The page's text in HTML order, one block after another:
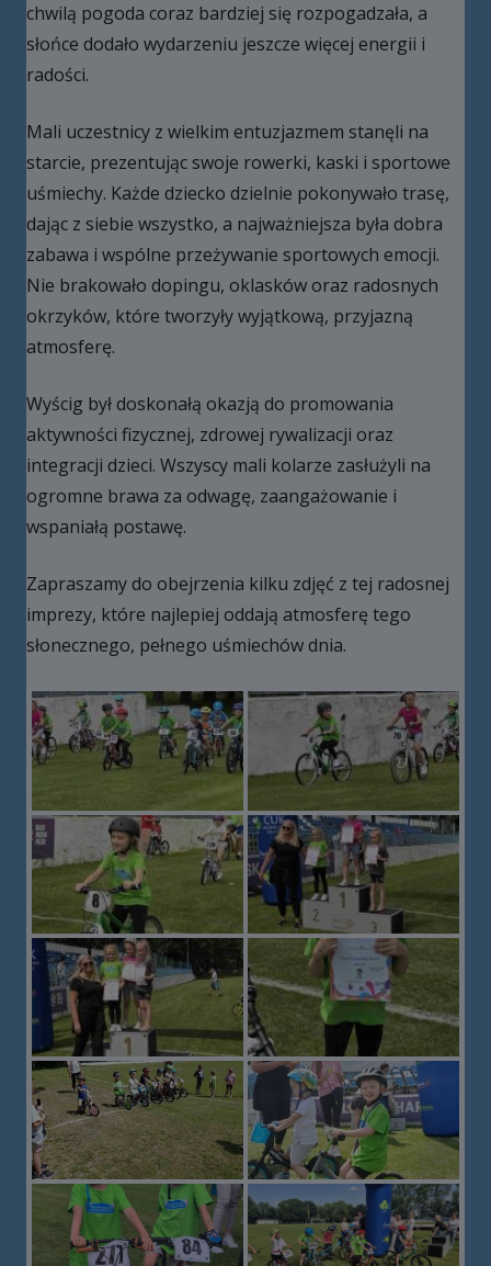
chwilą pogoda coraz bardziej się rozpogadzała, a
słońce dodało wydarzeniu jeszcze więcej energii i
radości.
Mali uczestnicy z wielkim entuzjazmem stanęli na
starcie, prezentując swoje rowerki, kaski i sportowe
uśmiechy. Każde dziecko dzielnie pokonywało trasę,
dając z siebie wszystko, a najważniejsza była dobra
zabawa i wspólne przeżywanie sportowych emocji.
Nie brakowało dopingu, oklasków oraz radosnych
okrzyków, które tworzyły wyjątkową, przyjazną
atmosferę.
Wyścig był doskonałą okazją do promowania
aktywności fizycznej, zdrowej rywalizacji oraz
integracji dzieci. Wszyscy mali kolarze zasłużyli na
ogromne brawa za odwagę, zaangażowanie i
wspaniałą postawę.
Zapraszamy do obejrzenia kilku zdjęć z tej radosnej
imprezy, które najlepiej oddają atmosferę tego
słonecznego, pełnego uśmiechów dnia.